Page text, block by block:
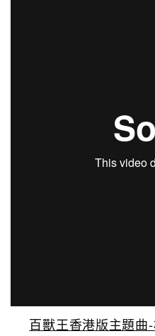
百獸王香港版主題曲